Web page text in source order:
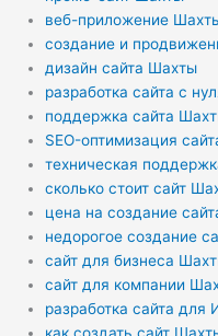
веб-приложение
создание и
дизайн сайта Шахты
разработка сайта с
поддержка сайта
SEO-оптимизация
техническая
сколько стоит сайт
цена на создание
недорогое создание
сайт для бизнеса
сайт для компании
разработка сайта